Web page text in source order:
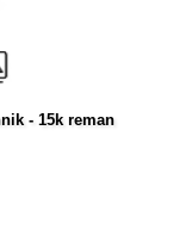
- 15k reman